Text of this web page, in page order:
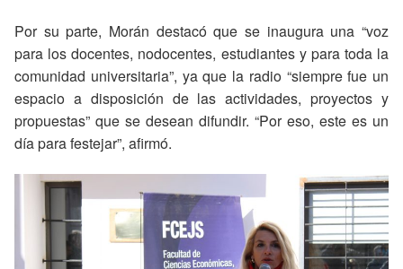
Por su parte, Morán destacó que se inaugura una “voz
para los docentes, nodocentes, estudiantes y para toda la
comunidad universitaria”, ya que la radio “siempre fue un
espacio a disposición de las actividades, proyectos y
propuestas” que se desean difundir. “Por eso, este es un
día para festejar”, afirmó.